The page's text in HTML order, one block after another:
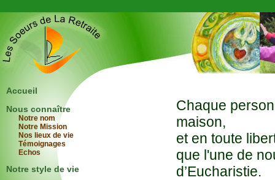
Accueil
Nous connaître
Notre nom
Notre Mission
Nos lieux de vie
Témoignages
Echos
Notre style de vie
Chaque
maison,
et en toute
que l'une de
d’Eucharistie.